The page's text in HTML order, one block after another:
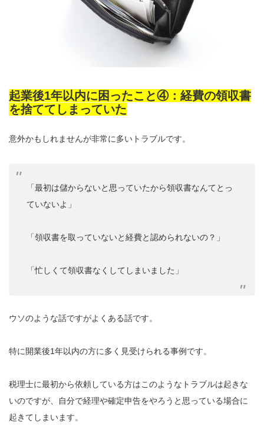
起業後1年以内に困ったこと④：経費の領収書
を捨ててしまっていた
意外かもしれませんが非常に多いトラブルです。
「最初は儲からないと思っていたから領収書なんてとっ
ていないよ」
「領収書を取っていないと経費と認められないの？」
「忙しくて領収書なくしてしまいました」
ウソのような話ですがよくある話です。
特に開業後1年以内の方に多く見受けられる事例です。
税理士に最初から依頼している方はこのようなトラブルは起きな
いのですが、自分で経理や確定申告をやろうと思っている場合に
起きてしまいます。